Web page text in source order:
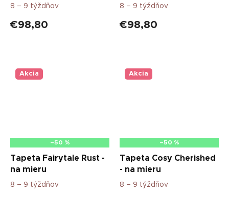
8 – 9 týždňov
€98,80
8 – 9 týždňov
€98,80
Akcia
–50 %
Tapeta Fairytale Rust -
na mieru
8 – 9 týždňov
Akcia
–50 %
Tapeta Cosy Cherished
- na mieru
8 – 9 týždňov